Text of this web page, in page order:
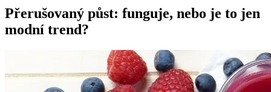
Přerušovaný půst: funguje, nebo je to jen
modní trend?